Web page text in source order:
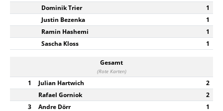
Dominik Trier
1
Justin Bezenka
1
Ramin Hashemi
1
Sascha Kloss
1
Gesamt
(Rote Karten)
1 Julian Hartwich
2
Rafael Gorniok
2
3
Andre Dörr
1